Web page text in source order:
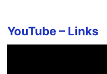
Poo vannam Pola nenjam
Boopaalam paadum neram
YouTube – Links